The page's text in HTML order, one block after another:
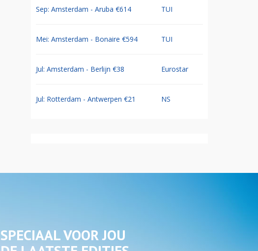
Sep: Amsterdam - Aruba €614 TUI
Mei: Amsterdam - Bonaire €594 TUI
Jul: Amsterdam - Berlijn €38 Eurostar
Jul: Rotterdam - Antwerpen €21 NS
SPECIAAL VOOR JOU